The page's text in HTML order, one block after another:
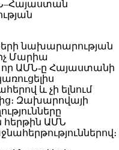
նախարարության
Մարիա
ԱՄՆ-ը Հայաստանի
և չի ելնում
Զախարովայի
ԱՄՆ